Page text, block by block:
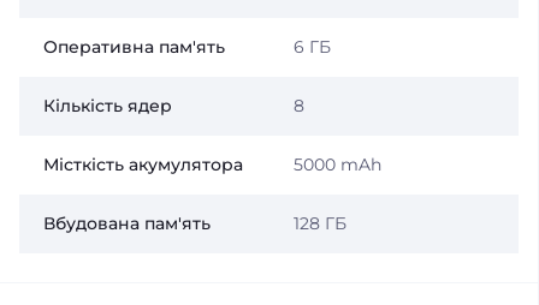
Оперативна пам'ять 6 ГБ
Кількість ядер 8
Місткість акумулятора 5000 mAh
Вбудована пам'ять 128 ГБ